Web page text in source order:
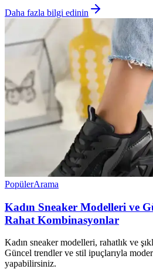
Daha fazla bilgi edinin
PopülerArama
Kadın Sneaker Modelleri ve
Rahat Kombinasyonlar
Kadın sneaker modelleri, rahatlık ve
Güncel trendler ve stil ipuçlarıyla
yapabilirsiniz.